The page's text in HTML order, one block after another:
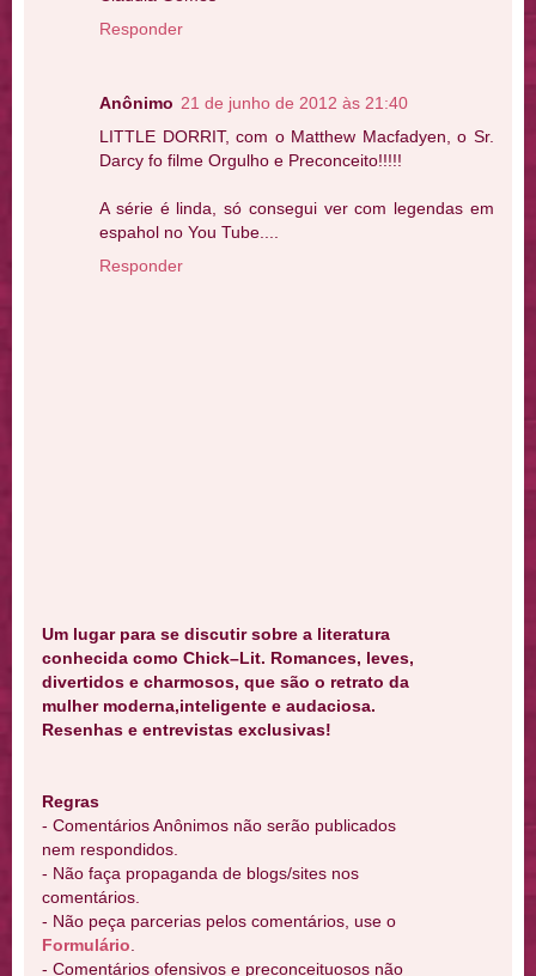
Responder
Anônimo 21 de junho de 2012 às 21:40
LITTLE DORRIT, com o Matthew Macfadyen, o Sr.
Darcy fo filme Orgulho e Preconceito!!!!!
A série é linda, só consegui ver com legendas em
espahol no You Tube....
Responder
Um lugar para se discutir sobre a literatura
conhecida como Chick–Lit. Romances, leves,
divertidos e charmosos, que são o retrato da
mulher moderna,inteligente e audaciosa.
Resenhas e entrevistas exclusivas!
Regras
- Comentários Anônimos não serão publicados
nem respondidos.
- Não faça propaganda de blogs/sites nos
comentários.
- Não peça parcerias pelos comentários, use o
Formulário
- Comentários ofensivos e preconceituosos não